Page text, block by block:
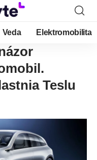
Veda Elektromobilita
Teslu